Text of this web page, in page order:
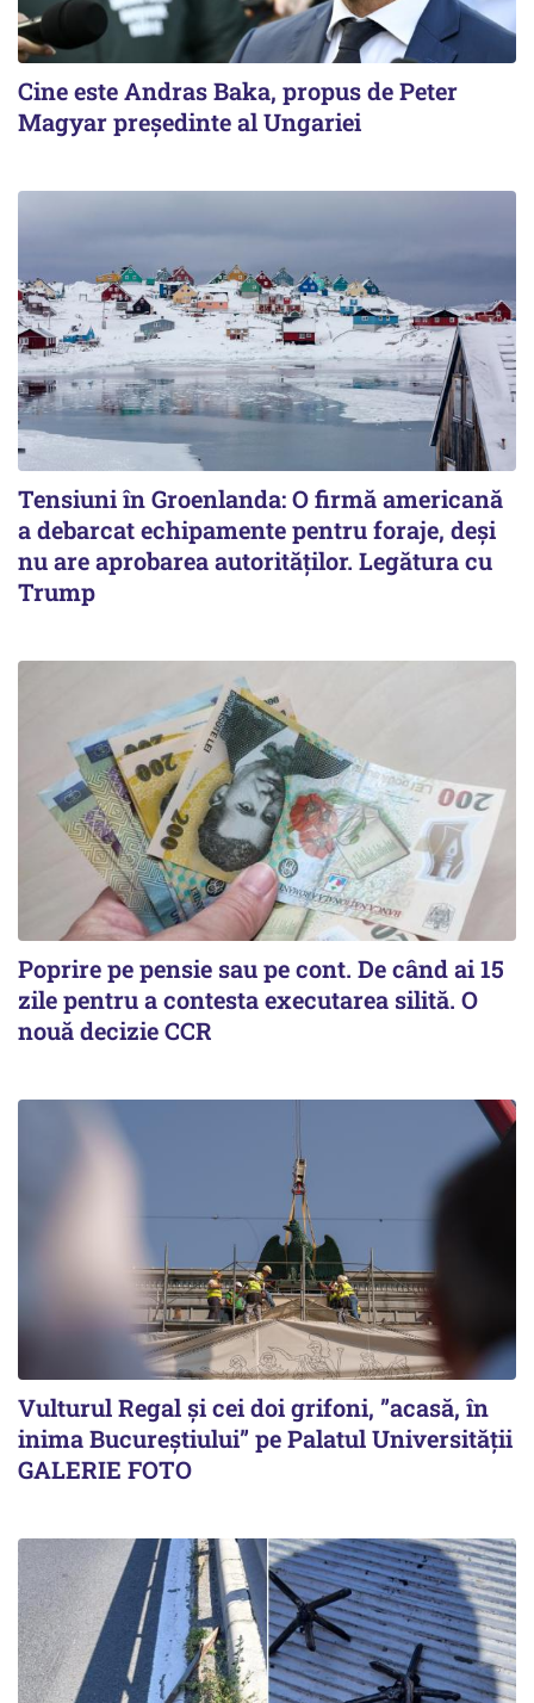
Cine este Andras Baka, propus de Peter
Magyar președinte al Ungariei
Tensiuni în Groenlanda: O firmă americană
a debarcat echipamente pentru foraje, deși
nu are aprobarea autorităților. Legătura cu
Trump
Poprire pe pensie sau pe cont. De când ai 15
zile pentru a contesta executarea silită. O
nouă decizie CCR
Vulturul Regal și cei doi grifoni, ”acasă, în
inima Bucureștiului” pe Palatul Universității
GALERIE FOTO